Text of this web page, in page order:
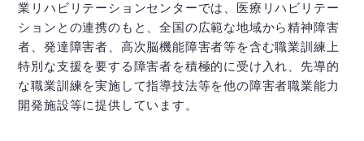
業リハビリテーションセンターでは、医療リハビリテー
ションとの連携のもと、全国の広範な地域から精神障害
者、発達障害者、高次脳機能障害者等を含む職業訓練上
特別な支援を要する障害者を積極的に受け入れ、先導的
な職業訓練を実施して指導技法等を他の障害者職業能力
開発施設等に提供しています。